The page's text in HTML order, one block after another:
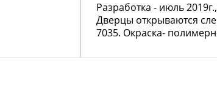
Разработка - июль
Дверцы открываются
7035. Окраска-